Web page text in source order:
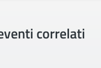
correlati